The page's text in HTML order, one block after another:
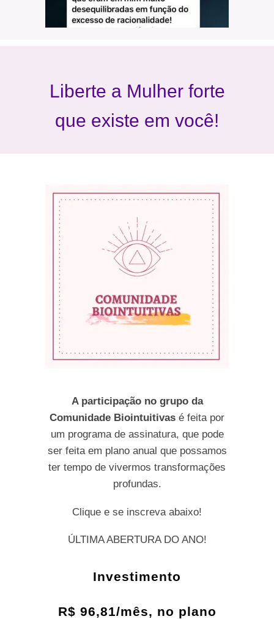
Liberte a Mulher forte
que existe em você!
A participação no grupo da
Comunidade Biointuitivas é feita por
um programa de assinatura, que pode
ser feita em plano anual que possamos
ter tempo de vivermos transformações
profundas.
Clique e se inscreva abaixo!
ÚLTIMA ABERTURA DO ANO!
Investimento
R$ 96,81/mês, no plano